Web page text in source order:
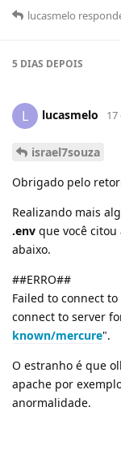
lucasmelo
5 DIAS DEPOIS
L lucasmelo 17
israel7souza
Obrigado pelo
Realizando mais
.env que você
abaixo.
##ERRO##
Failed to connect
connect to server
known/mercure".
O estranho é que
apache por
anormalidade.